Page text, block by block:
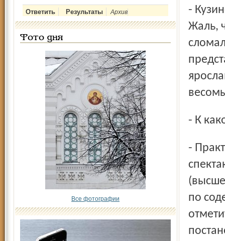
Архив
Фото дня
Все фотографии
- Кузинские постановки выглядели весьма достойно.
Жаль,
- К
- Практически единогласно мы решили, что лучший
по